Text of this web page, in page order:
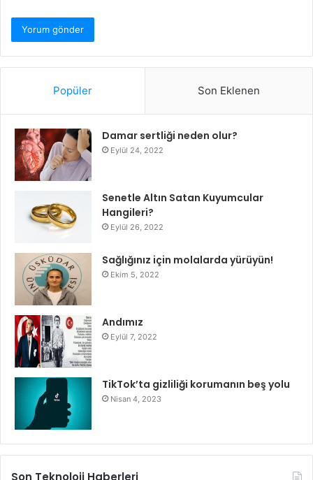
Popüler Son Eklenen
Damar sertliği neden olur?
Eylül 24, 2022
Senetle Altın Satan Kuyumcular
Hangileri?
Eylül 26, 2022
Sağlığınız için molalarda yürüyün!
Ekim 5, 2022
Andımız
Eylül 7, 2022
TikTok’ta gizliliği korumanın beş yolu
Nisan 4, 2023
Son Teknoloji Haberleri